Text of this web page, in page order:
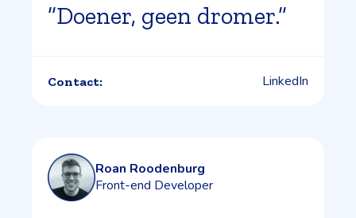
”Doener, geen dromer.”
Contact: LinkedIn
Roan Roodenburg
Front-end Developer